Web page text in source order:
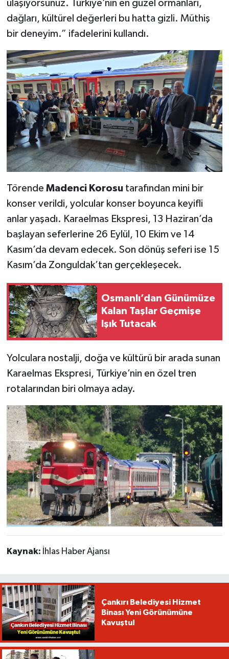
ulaşıyorsunuz. Türkiye’nin en güzel ormanları,
dağları, kültürel değerleri bu hatta gizli. Müthiş
bir deneyim.” ifadelerini kullandı.
Törende Madenci Korosutarafından mini bir
konser verildi, yolcular konser boyunca keyifli
anlar yaşadı. Karaelmas Ekspresi, 13 Haziran’da
başlayan seferlerine 26 Eylül, 10 Ekim ve 14
Kasım’da devam edecek. Son dönüş seferi ise 15
Kasım’da Zonguldak’tan gerçekleşecek.
Osmanlı’dan Günümüze
Kalan Taşlar Geçmişe
Işık Tutacak
Yolculara nostalji, doğa ve kültürü bir arada sunan
Karaelmas Ekspresi, Türkiye’nin en özel tren
rotalarından biri olmaya aday.
Kaynak: İhlas Haber Ajansı
Çankırı Belediyesi Hizmet
Binası Yeni Görünümüne
Kavuştu!